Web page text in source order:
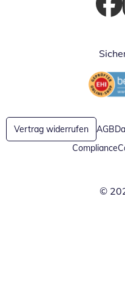
Öffnet
Vertrag widerrufen AGB
Compliance
©